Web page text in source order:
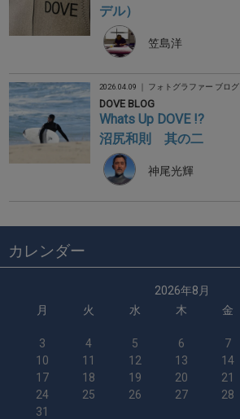
デル）
笠島洋
2026.04.09 ｜ フォトグラファー ブログ
DOVE BLOG
Whats Up DOVE !?
沼尻和則 其の二
神尾光輝
カレンダー
2026年8月
月
火 水 木 金
3
4 5 6 7
10
11 12 13 14
17
18 19 20 21
24
25 26 27 28
31